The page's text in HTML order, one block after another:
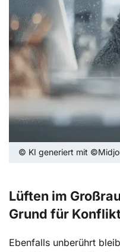
© KI generiert mit
Lüften im
Grund für
Ebenfalls unberührt